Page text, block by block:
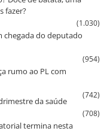
fazer?
(1.030)
chegada do deputado
(954)
rumo ao PL com
(742)
da saúde
(708)
termina nesta